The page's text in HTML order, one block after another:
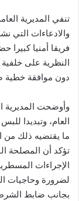
و
ن
ي
ا
تنفي المديرية
والادعاءات التي
فريقا أمنيا
النظرية على
دون موافقة خطية
وأوضحت المديرية
العام، وتبديدا
ما يقتضيه ذلك من
تؤكد أن المصلحة
الإجراءات
لضرورة وحاجيات
بجانب ضابط